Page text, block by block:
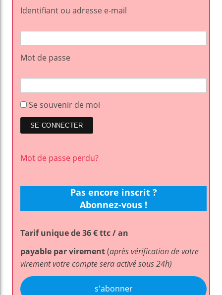
Identifiant ou adresse e-mail
Mot de passe
Se souvenir de moi
Mot de passe perdu?
Pas encore inscrit ?
Abonnez-vous !
Tarif unique de 36 € ttc / an
payable par virement(après vérification de votre
virement votre compte sera activé sous 24h)
s'abonner